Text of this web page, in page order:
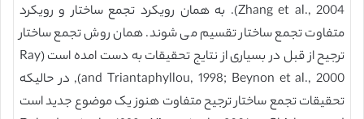
Zhang et al., 2004). به همان رویکرد تجمع ساختار و رویکرد
متفاوت تجمع ساختار تقسیم می شوند. همان روش تجمع ساختار
ترجیح از قبل در بسیاری از نتایج تحقیقات به دست امده است (Ray
and Triantaphyllou, 1998; Beynon et al., 2000), در حالیکه
تحقیقات تجمع ساختار ترجیح متفاوت هنوز یک موضوع جدید است